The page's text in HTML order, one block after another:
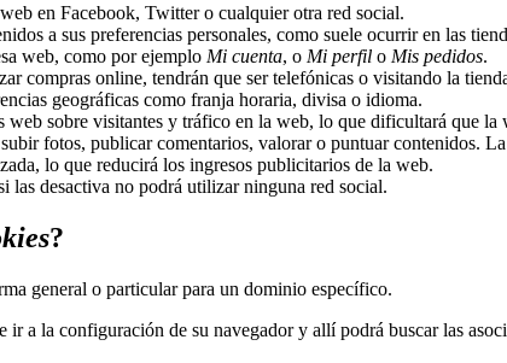
en Facebook, Twitter o cualquier otra red social.
a sus preferencias personales, como suele ocurrir en las
web, como por ejemplo Mi cuenta, o Mi perfil o Mis pedidos.
compras online, tendrán que ser telefónicas o visitando la
geográficas como franja horaria, divisa o idioma.
sobre visitantes y tráfico en la web, lo que dificultará que la
fotos, publicar comentarios, valorar o puntuar contenidos.
lo que reducirá los ingresos publicitarios de la web.
las desactiva no podrá utilizar ninguna red social.
?
general o particular para un dominio específico.
ir a la configuración de su navegador y allí podrá buscar las